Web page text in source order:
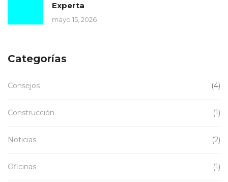
Experta
mayo 15, 2026
Categorías
Consejos (4)
Construcción (1)
Noticias (2)
Oficinas (1)